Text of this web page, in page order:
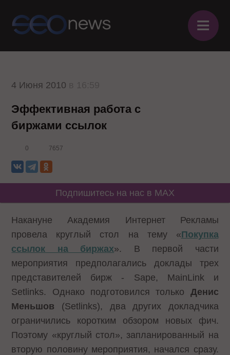
≡
4 Июня 2010
Эффективная работа с
биржами ссылок
0 7657
Подпишитесь на нас в MAX
Накануне Академия Интернет Рекламы
провела круглый стол на тему «Покупка
ссылок на биржах». В первой части
мероприятия предполагались доклады трех
представителей бирж - Sape, MainLink и
Setlinks. Однако подготовился только Денис
Меньшов (Setlinks), два других докладчика
ограничились коротким обзором новых фич.
Поэтому «круглый стол», запланированный на
вторую половину мероприятия, начался сразу.